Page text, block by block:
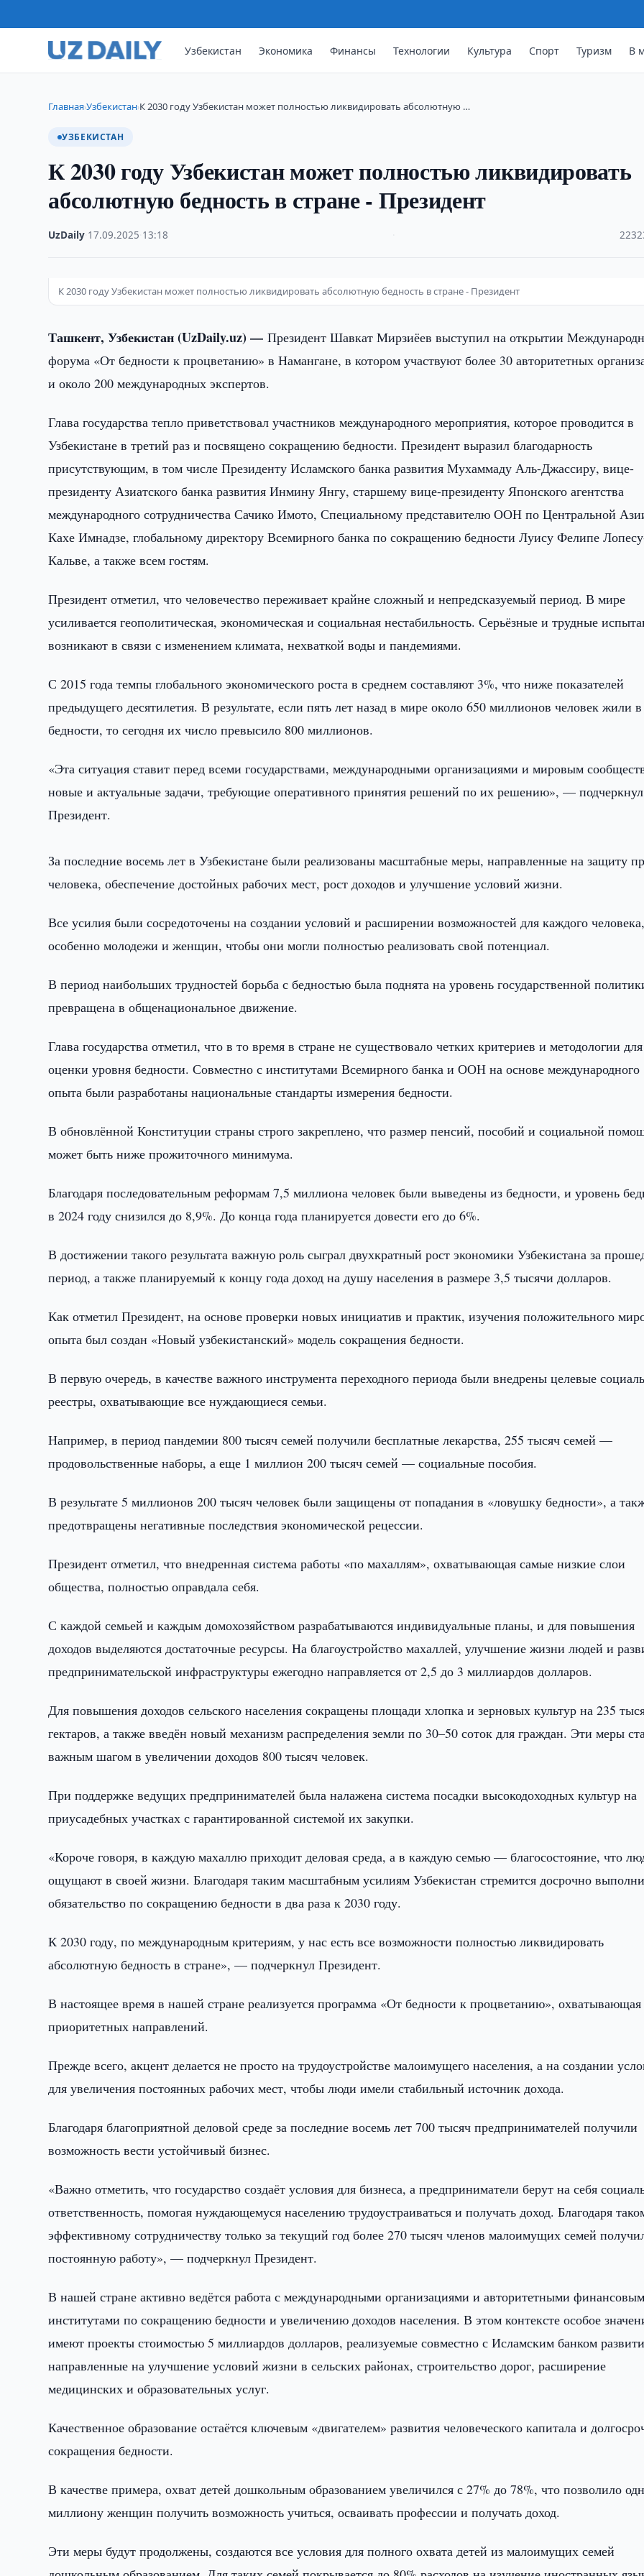
Узбекистан Экономика Финансы Технологии Культура Спорт Туризм В
Главная›Узбекистан›К 2030 году Узбекистан может полностью ликвидировать абсолютную …
УЗБЕКИСТАН
К 2030 году Узбекистан может полностью ликвидировать
абсолютную бедность в стране - Президент
UzDaily 17.09.2025 13:18
К 2030 году Узбекистан может полностью ликвидировать абсолютную бедность в стране - Президент
Ташкент, Узбекистан (UzDaily.uz) — Президент Шавкат Мирзиёев выступил на открытии
форума «От бедности к процветанию» в Намангане, в котором участвуют более 30 авторитетных
и около 200 международных экспертов.
Глава государства тепло приветствовал участников международного мероприятия, которое проводится в
Узбекистане в третий раз и посвящено сокращению бедности. Президент выразил благодарность
присутствующим, в том числе Президенту Исламского банка развития Мухаммаду Аль-Джассиру, вице-
президенту Азиатского банка развития Инмину Янгу, старшему вице-президенту Японского агентства
международного сотрудничества Сачико Имото, Специальному представителю ООН по Центральной
Кахе Имнадзе, глобальному директору Всемирного банка по сокращению бедности Луису Фелипе
Кальве, а также всем гостям.
Президент отметил, что человечество переживает крайне сложный и непредсказуемый период. В мире
усиливается геополитическая, экономическая и социальная нестабильность. Серьёзные и трудные
возникают в связи с изменением климата, нехваткой воды и пандемиями.
С 2015 года темпы глобального экономического роста в среднем составляют 3%, что ниже показателей
предыдущего десятилетия. В результате, если пять лет назад в мире около 650 миллионов человек жили в
бедности, то сегодня их число превысило 800 миллионов.
«Эта ситуация ставит перед всеми государствами, международными организациями и мировым
новые и актуальные задачи, требующие оперативного принятия решений по их решению», — подчеркнул
Президент.
За последние восемь лет в Узбекистане были реализованы масштабные меры, направленные на защиту
человека, обеспечение достойных рабочих мест, рост доходов и улучшение условий жизни.
Все усилия были сосредоточены на создании условий и расширении возможностей для каждого человека,
особенно молодежи и женщин, чтобы они могли полностью реализовать свой потенциал.
В период наибольших трудностей борьба с бедностью была поднята на уровень государственной
превращена в общенациональное движение.
Глава государства отметил, что в то время в стране не существовало четких критериев и методологии для
оценки уровня бедности. Совместно с институтами Всемирного банка и ООН на основе международного
опыта были разработаны национальные стандарты измерения бедности.
В обновлённой Конституции страны строго закреплено, что размер пенсий, пособий и социальной
может быть ниже прожиточного минимума.
Благодаря последовательным реформам 7,5 миллиона человек были выведены из бедности, и уровень
в 2024 году снизился до 8,9%. До конца года планируется довести его до 6%.
В достижении такого результата важную роль сыграл двухкратный рост экономики Узбекистана за
период, а также планируемый к концу года доход на душу населения в размере 3,5 тысячи долларов.
Как отметил Президент, на основе проверки новых инициатив и практик, изучения положительного
опыта был создан «Новый узбекистанский» модель сокращения бедности.
В первую очередь, в качестве важного инструмента переходного периода были внедрены целевые
реестры, охватывающие все нуждающиеся семьи.
Например, в период пандемии 800 тысяч семей получили бесплатные лекарства, 255 тысяч семей —
продовольственные наборы, а еще 1 миллион 200 тысяч семей — социальные пособия.
В результате 5 миллионов 200 тысяч человек были защищены от попадания в «ловушку бедности», а
предотвращены негативные последствия экономической рецессии.
Президент отметил, что внедренная система работы «по махаллям», охватывающая самые низкие слои
общества, полностью оправдала себя.
С каждой семьей и каждым домохозяйством разрабатываются индивидуальные планы, и для повышения
доходов выделяются достаточные ресурсы. На благоустройство махаллей, улучшение жизни людей и
предпринимательской инфраструктуры ежегодно направляется от 2,5 до 3 миллиардов долларов.
Для повышения доходов сельского населения сокращены площади хлопка и зерновых культур на 235
гектаров, а также введён новый механизм распределения земли по 30–50 соток для граждан. Эти меры
важным шагом в увеличении доходов 800 тысяч человек.
При поддержке ведущих предпринимателей была налажена система посадки высокодоходных культур на
приусадебных участках с гарантированной системой их закупки.
«Короче говоря, в каждую махаллю приходит деловая среда, а в каждую семью — благосостояние, что
ощущают в своей жизни. Благодаря таким масштабным усилиям Узбекистан стремится досрочно
обязательство по сокращению бедности в два раза к 2030 году.
К 2030 году, по международным критериям, у нас есть все возможности полностью ликвидировать
абсолютную бедность в стране», — подчеркнул Президент.
В настоящее время в нашей стране реализуется программа «От бедности к процветанию», охватывающая
приоритетных направлений.
Прежде всего, акцент делается не просто на трудоустройстве малоимущего населения, а на создании
для увеличения постоянных рабочих мест, чтобы люди имели стабильный источник дохода.
Благодаря благоприятной деловой среде за последние восемь лет 700 тысяч предпринимателей получили
возможность вести устойчивый бизнес.
«Важно отметить, что государство создаёт условия для бизнеса, а предприниматели берут на себя
ответственность, помогая нуждающемуся населению трудоустраиваться и получать доход. Благодаря
эффективному сотрудничеству только за текущий год более 270 тысяч членов малоимущих семей
постоянную работу», — подчеркнул Президент.
В нашей стране активно ведётся работа с международными организациями и авторитетными
институтами по сокращению бедности и увеличению доходов населения. В этом контексте особое
имеют проекты стоимостью 5 миллиардов долларов, реализуемые совместно с Исламским банком
направленные на улучшение условий жизни в сельских районах, строительство дорог, расширение
медицинских и образовательных услуг.
Качественное образование остаётся ключевым «двигателем» развития человеческого капитала и
сокращения бедности.
В качестве примера, охват детей дошкольным образованием увеличился с 27% до 78%, что позволило
миллиону женщин получить возможность учиться, осваивать профессии и получать доход.
Эти меры будут продолжены, создаются все условия для полного охвата детей из малоимущих семей